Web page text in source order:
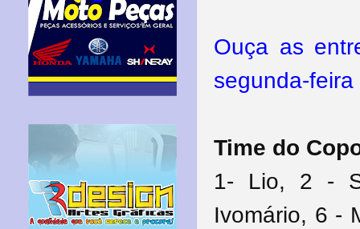
Ouça as
segunda-
Time do
1- Lio, 2 -
Ivomário, 6 -